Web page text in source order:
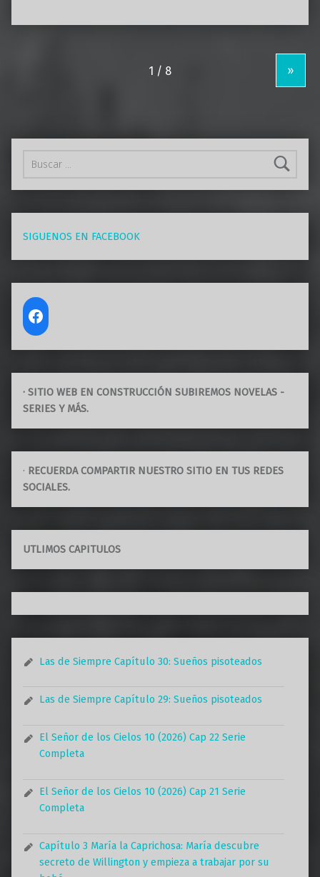
»
SIGUENOS EN FACEBOOK
· SITIO WEB EN CONSTRUCCIÓN SUBIREMOS NOVELAS -
SERIES Y MÁS.
· RECUERDA COMPARTIR NUESTRO SITIO EN TUS REDES
SOCIALES.
UTLIMOS CAPITULOS
Las de Siempre Capítulo 30: Sueños pisoteados
Las de Siempre Capítulo 29: Sueños pisoteados
El Señor de los Cielos 10 (2026) Cap 22 Serie
Completa
El Señor de los Cielos 10 (2026) Cap 21 Serie
Completa
Capítulo 3 María la Caprichosa: María descubre
secreto de Willington y empieza a trabajar por su